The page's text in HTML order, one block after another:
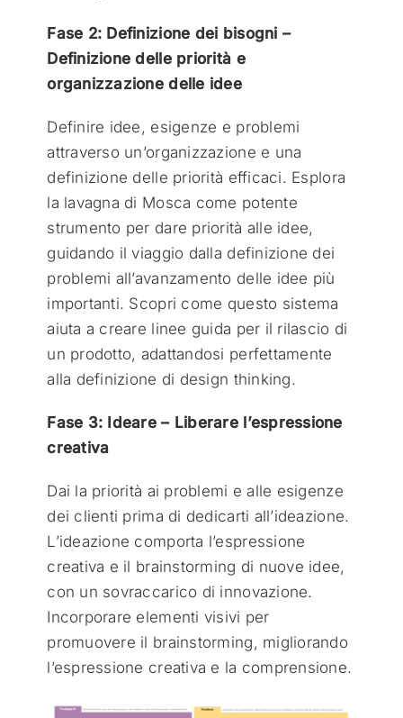
Fase 2: Definizione dei bisogni –
Definizione delle priorità e
organizzazione delle idee
Definire idee, esigenze e problemi
attraverso un’organizzazione e una
definizione delle priorità efficaci. Esplora
la lavagna di Mosca come potente
strumento per dare priorità alle idee,
guidando il viaggio dalla definizione dei
problemi all’avanzamento delle idee più
importanti. Scopri come questo sistema
aiuta a creare linee guida per il rilascio di
un prodotto, adattandosi perfettamente
alla definizione di design thinking.
Fase 3: Ideare – Liberare l’espressione
creativa
Dai la priorità ai problemi e alle esigenze
dei clienti prima di dedicarti all’ideazione.
L’ideazione comporta l’espressione
creativa e il brainstorming di nuove idee,
con un sovraccarico di innovazione.
Incorporare elementi visivi per
promuovere il brainstorming, migliorando
l’espressione creativa e la comprensione.